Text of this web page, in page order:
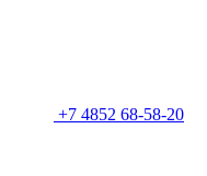
+7 4852 68-58-20